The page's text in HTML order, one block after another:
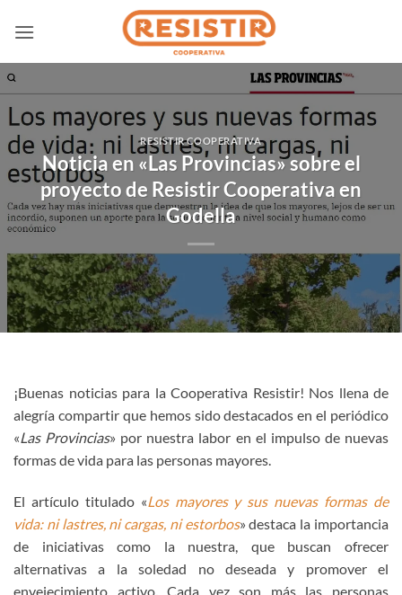
RESISTIR COOPERATIVA
Noticia en «Las Provincias» sobre el
proyecto de Resistir Cooperativa en
Godella
¡Buenas noticias para la Cooperativa Resistir! Nos llena de
alegría compartir que hemos sido destacados en el periódico
«Las Provincias» por nuestra labor en el impulso de nuevas
formas de vida para las personas mayores.
El artículo titulado «Los mayores y sus nuevas formas de
vida: ni lastres, ni cargas, ni estorbos» destaca la importancia
de iniciativas como la nuestra, que buscan ofrecer
alternativas a la soledad no deseada y promover el
envejecimiento activo. Cada vez son más las personas